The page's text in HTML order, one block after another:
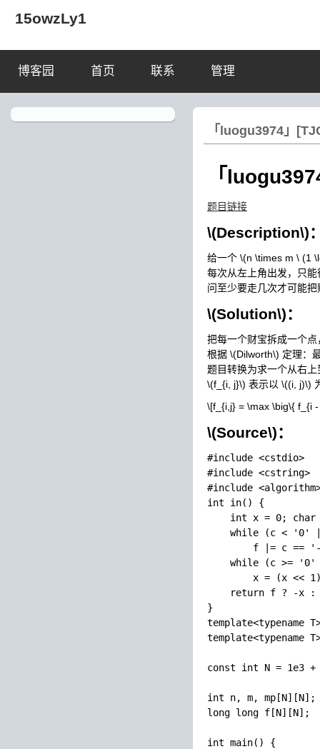
15owzLy1
博客园 首页 联系 管理
「luogu3974」
「
题目链接
\(Description\)
给一个 \(n \times m \ (1
每次从左上角出发，只
问至少要走几次才可能
\(Solution\)：
把每一个财宝拆成一个
根据 \(Dilworth\) 定理：
题目转换为求一个从右
\(f_{i, j}\) 表示以 \((i, j)\)
\[f_{i,j} = \max \big\{ f_{i
\(Source\)：
#include <cstdio>
#include <cstring>
#include
int in() {
int x = 0; char
while (c < '0'
f |= c ==
while (c >= '0'
x = (x <<
return f ? -x :
}
const int N = 1e3
int n, m, mp[N][N];
long long f[N][N];
int main() {